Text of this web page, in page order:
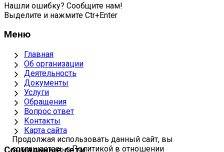
Нашли ошибку? Сообщите нам!
Выделите и нажмите Ctr+Enter
Меню
Главная
Об организации
Деятельность
Документы
Услуги
Обращения
Вопрос ответ
Контакты
Карта сайта
Продолжая использовать данный сайт, вы
соглашаетесь с Политикой в отношении